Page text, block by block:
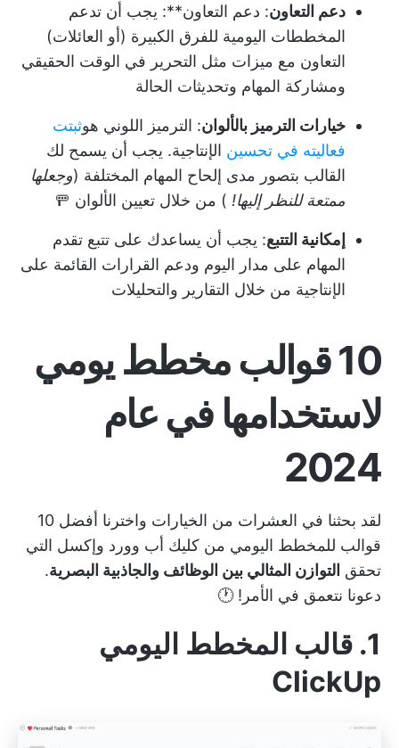
دعم التعاون: دعم التعاون**: يجب أن تدعم
المخططات اليومية للفرق الكبيرة (أو العائلات)
التعاون مع ميزات مثل التحرير في الوقت الحقيقي
ومشاركة المهام وتحديثات الحالة
خيارات الترميز بالألوان: الترميز اللوني هوثبتت
فعاليته في تحسين الإنتاجية. يجب أن يسمح لك
القالب بتصور مدى إلحاح المهام المختلفة (وجعلها
ممتعة للنظر إليها! ) من خلال تعيين الألوان 🚥
إمكانية التتبع: يجب أن يساعدك على تتبع تقدم
المهام على مدار اليوم ودعم القرارات القائمة على
الإنتاجية من خلال التقارير والتحليلات
10 قوالب مخطط يومي
لاستخدامها في عام
2024
لقد بحثنا في العشرات من الخيارات واخترنا أفضل 10
قوالب للمخطط اليومي من كليك أب وورد وإكسل التي
تحقق التوازن المثالي بين الوظائف والجاذبية البصرية.
دعونا نتعمق في الأمر! 🕐
1. قالب المخطط اليومي
ClickUp